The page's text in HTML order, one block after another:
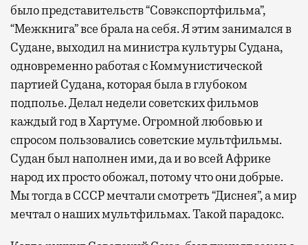
было представительств “Совэкспортфильма”,
“Межкнига” все брала на себя. Я этим занимался в
Судане, выходил на министра культуры Судана,
одновременно работая с Коммунистической
партией Судана, которая была в глубоком
подполье. Делал недели советских фильмов
каждый год в Хартуме. Огромной любовью и
спросом пользовались советские мультфильмы.
Судан был наполнен ими, да и во всей Африке
народ их просто обожал, потому что они добрые.
Мы тогда в СССР мечтали смотреть “Диснея”, а мир
мечтал о наших мультфильмах. Такой парадокс.